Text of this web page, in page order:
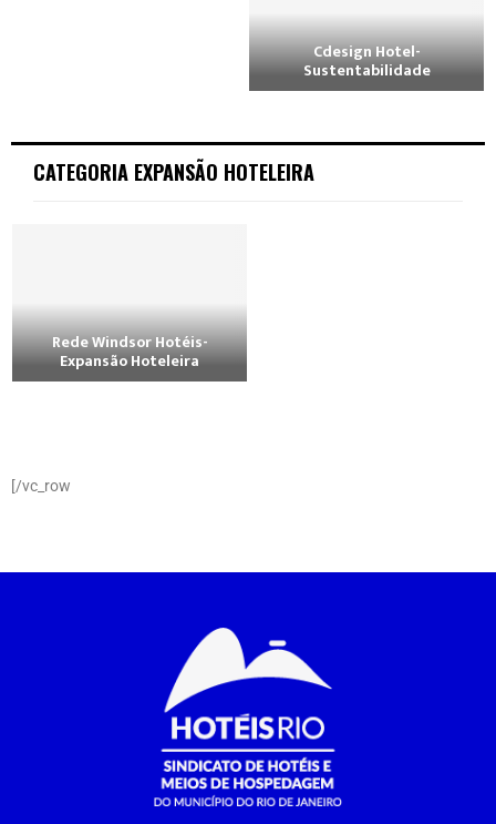
Cdesign Hotel-
Sustentabilidade
CATEGORIA EXPANSÃO HOTELEIRA
Rede Windsor Hotéis-
Expansão Hoteleira
[/vc_row